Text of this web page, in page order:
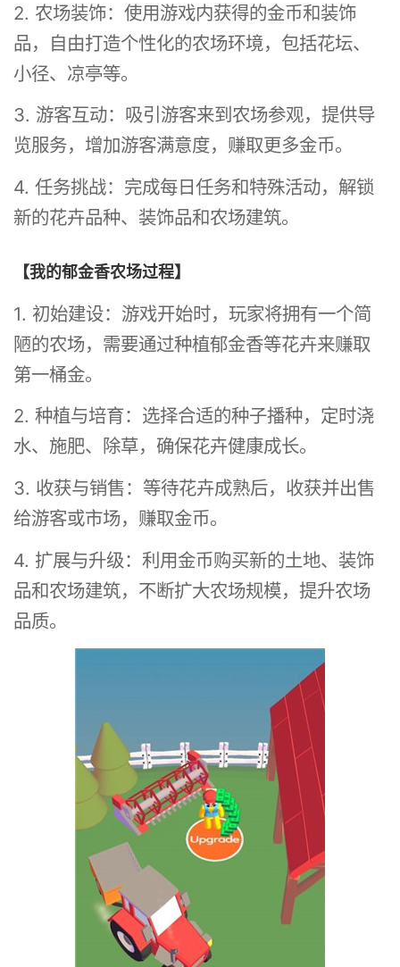
2. 农场装饰：使用游戏内获得的金币和装饰
品，自由打造个性化的农场环境，包括花坛、
小径、凉亭等。
3. 游客互动：吸引游客来到农场参观，提供导
览服务，增加游客满意度，赚取更多金币。
4. 任务挑战：完成每日任务和特殊活动，解锁
新的花卉品种、装饰品和农场建筑。
【我的郁金香农场过程】
1. 初始建设：游戏开始时，玩家将拥有一个简
陋的农场，需要通过种植郁金香等花卉来赚取
第一桶金。
2. 种植与培育：选择合适的种子播种，定时浇
水、施肥、除草，确保花卉健康成长。
3. 收获与销售：等待花卉成熟后，收获并出售
给游客或市场，赚取金币。
4. 扩展与升级：利用金币购买新的土地、装饰
品和农场建筑，不断扩大农场规模，提升农场
品质。